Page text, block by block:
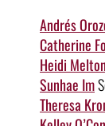
Andrés
Catherine
Heidi Melton
Sunhae Im
Theresa